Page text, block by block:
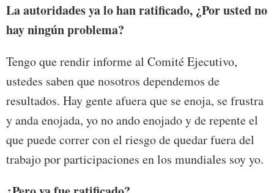
La autoridades ya lo han ratificado, ¿Por usted no
hay ningún problema?
Tengo que rendir informe al Comité Ejecutivo,
ustedes saben que nosotros dependemos de
resultados. Hay gente afuera que se enoja, se frustra
y anda enojada, yo no ando enojado y de repente el
que puede correr con el riesgo de quedar fuera del
trabajo por participaciones en los mundiales soy yo.